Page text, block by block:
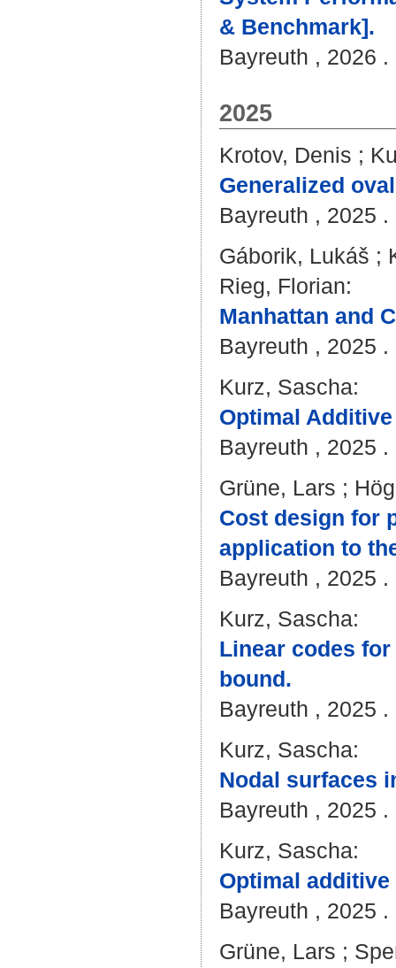
& Benchmark].
Bayreuth , 2026 .
2025
Krotov, Denis ;
Generalized
Bayreuth , 2025 .
Gáborik, Lukáš ;
Rieg, Florian:
Manhattan and
Bayreuth , 2025 .
Kurz, Sascha:
Optimal
Bayreuth , 2025
Grüne, Lars ;
Cost design for
application to
Bayreuth , 2025 .
Kurz, Sascha:
Linear codes
bound.
Bayreuth , 2025 .
Kurz, Sascha:
Nodal surfaces
Bayreuth , 2025 .
Kurz, Sascha:
Optimal
Bayreuth , 2025 .
Grüne, Lars ;